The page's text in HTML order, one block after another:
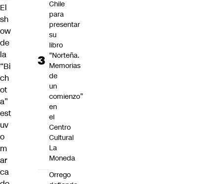
El
sh
ow
de
la
“Bi
ch
ot
a”
est
uv
o
m
ar
ca
Chile
para
presentar
su
libro
“Norteña.
Memorias
de
un
comienzo”
en
el
Centro
Cultural
La
Moneda
Orrego